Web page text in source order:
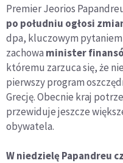
Premier Jeorios
po południu ogłosi
dpa, kluczowym
zachowa minister
któremu zarzuca się, że
pierwszy program
Grecję. Obecnie kraj
przewiduje jeszcze
obywatela.
W niedzielę Papandreu